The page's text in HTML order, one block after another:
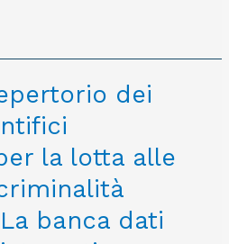
dei
la lotta alle
banca dati